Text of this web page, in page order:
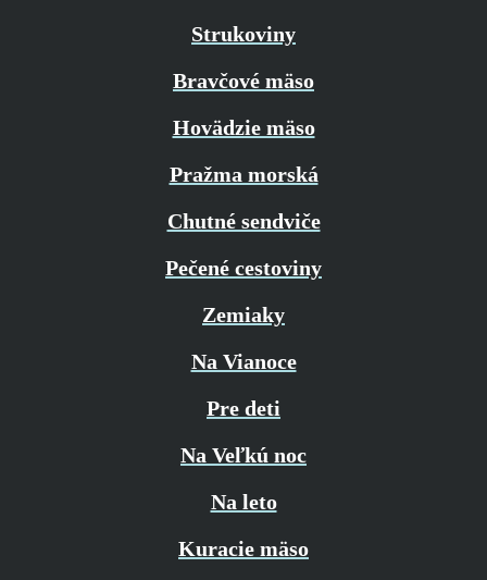
Strukoviny
Bravčové mäso
Hovädzie mäso
Pražma morská
Chutné sendviče
Pečené cestoviny
Zemiaky
Na Vianoce
Pre deti
Na Veľkú noc
Na leto
Kuracie mäso